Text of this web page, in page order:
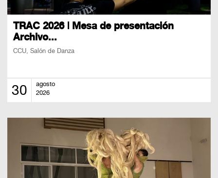
TRAC 2026 | Mesa de presentación
Archivo...
CCU, Salón de Danza
30
agosto
2026